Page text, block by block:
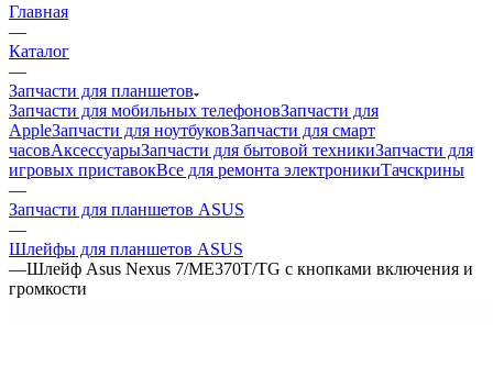
Главная
—
Каталог
—
Запчасти для планшетов
Запчасти для мобильных телефоновЗапчасти для
AppleЗапчасти для ноутбуковЗапчасти для смарт
часовАксессуарыЗапчасти для бытовой техникиЗапчасти для
игровых приставокВсе для ремонта электроникиТачскрины
—
Запчасти для планшетов ASUS
—
Шлейфы для планшетов ASUS
—Шлейф Asus Nexus 7/ME370T/TG с кнопками включения и
громкости